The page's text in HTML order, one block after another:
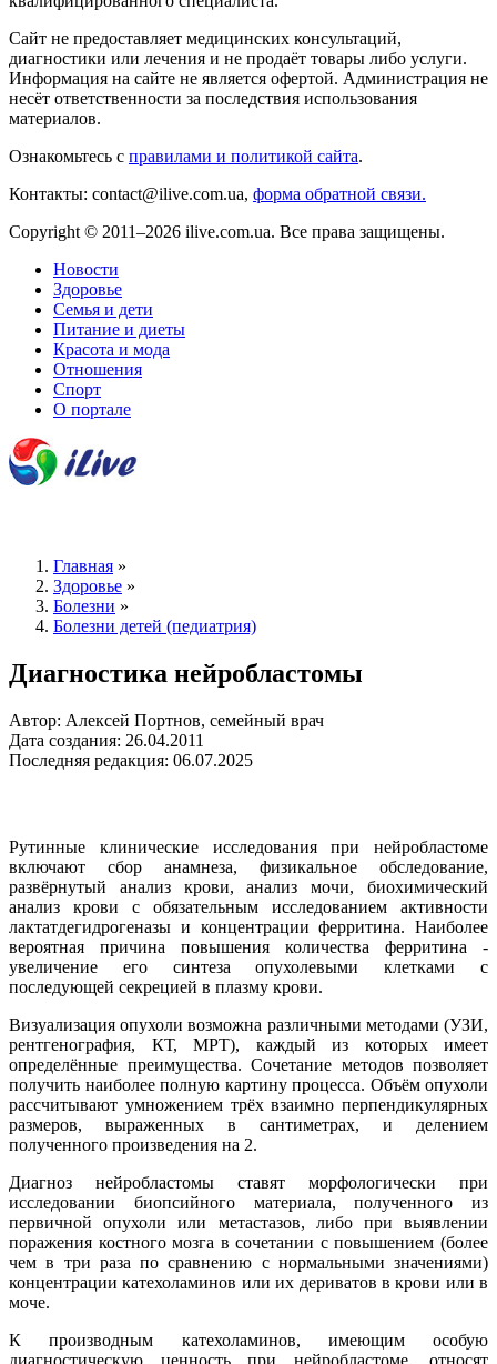
Сайт не предоставляет медицинских консультаций,
диагностики или лечения и не продаёт товары либо услуги.
Информация на сайте не является офертой. Администрация не
несёт ответственности за последствия использования
материалов.
Ознакомьтесь с правилами и политикой сайта.
Контакты: contact@ilive.com.ua, форма обратной связи.
Copyright © 2011–2026 ilive.com.ua. Все права защищены.
Новости
Здоровье
Семья и дети
Питание и диеты
Красота и мода
Отношения
Спорт
О портале
Главная »
Здоровье »
Болезни »
Болезни детей (педиатрия)
Диагностика нейробластомы
Автор: Алексей Портнов, семейный врач
Дата создания: 26.04.2011
Последняя редакция: 06.07.2025
Рутинные клинические исследования при нейробластоме
включают сбор анамнеза, физикальное обследование,
развёрнутый анализ крови, анализ мочи, биохимический
анализ крови с обязательным исследованием активности
лактатдегидрогеназы и концентрации ферритина. Наиболее
вероятная причина повышения количества ферритина -
увеличение его синтеза опухолевыми клетками с
последующей секрецией в плазму крови.
Визуализация опухоли возможна различными методами (УЗИ,
рентгенография, КТ, МРТ), каждый из которых имеет
определённые преимущества. Сочетание методов позволяет
получить наиболее полную картину процесса. Объём опухоли
рассчитывают умножением трёх взаимно перпендикулярных
размеров, выраженных в сантиметрах, и делением
полученного произведения на 2.
Диагноз нейробластомы ставят морфологически при
исследовании биопсийного материала, полученного из
первичной опухоли или метастазов, либо при выявлении
поражения костного мозга в сочетании с повышением (более
чем в три раза по сравнению с нормальными значениями)
концентрации катехоламинов или их дериватов в крови или в
моче.
К производным катехоламинов, имеющим особую